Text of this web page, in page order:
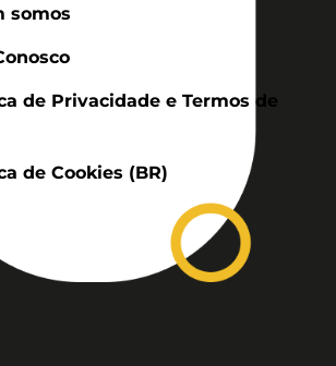
somos
de Privacidade e Termos de
de Cookies (BR)